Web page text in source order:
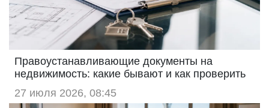
Правоустанавливающие документы на
недвижимость: какие бывают и как проверить
27 июля 2026, 08:45